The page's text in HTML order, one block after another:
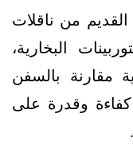
من ناقلات
البخارية،
مقارنة بالسفن
كفاءة وقدرة على